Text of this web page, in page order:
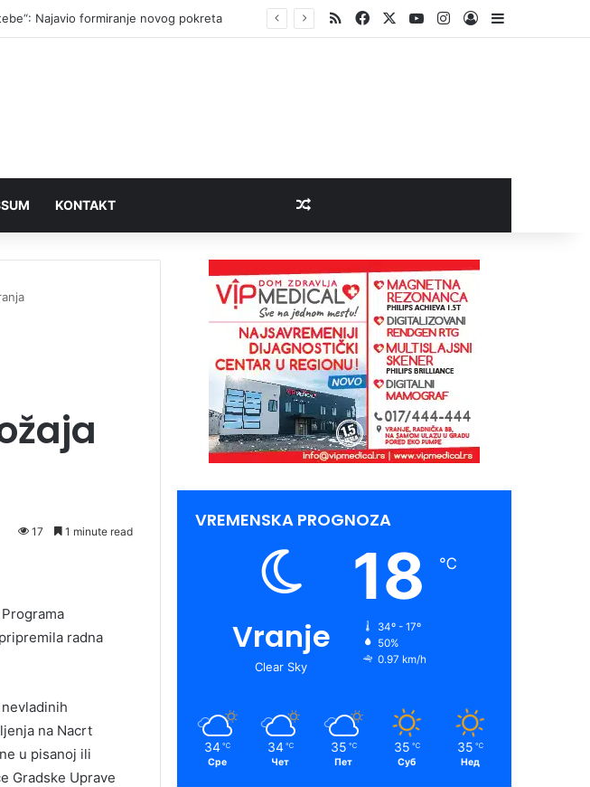
Najavio formiranje novog pokreta RSSFacebookYouTubeInstagram
Log InSidebar
KONTAKT Random Article
17 1 minute read
radna
na Nacrt
u pisanoj ili
Gradske Uprave
VREMENSKA PROGNOZA
Vranje
Clear Sky
18 ℃
34º - 17º
50%
0.97 km/h
34 ℃
Сре
34 ℃
Чет
35 ℃
Пет
35 ℃
Суб
35 ℃
Нед